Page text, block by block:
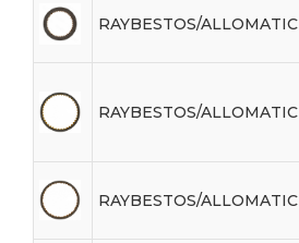
RAYBESTOS/ALLOMATIC
RAYBESTOS/ALLOMATIC
RAYBESTOS/ALLOMATIC